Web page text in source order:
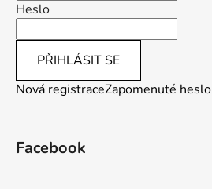
Heslo
PŘIHLÁSIT SE
Nová registraceZapomenuté heslo
Facebook